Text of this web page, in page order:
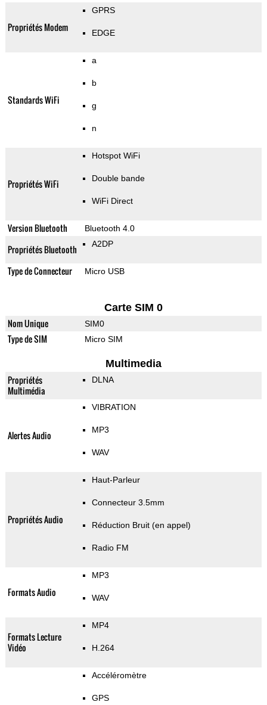
Propriétés Modem
GPRS
EDGE
Standards WiFi
a
b
g
n
Propriétés WiFi
Hotspot WiFi
Double bande
WiFi Direct
Version Bluetooth Bluetooth 4.0
Propriétés Bluetooth A2DP
Type de Connecteur Micro USB
Carte SIM 0
Nom Unique SIM0
Type de SIM Micro SIM
Multimedia
Propriétés
Multimédia
DLNA
Alertes Audio
VIBRATION
MP3
WAV
Propriétés Audio
Haut-Parleur
Connecteur 3.5mm
Réduction Bruit (en appel)
Radio FM
Formats Audio
MP3
WAV
Formats Lecture
Vidéo
MP4
H.264
Accéléromètre
GPS